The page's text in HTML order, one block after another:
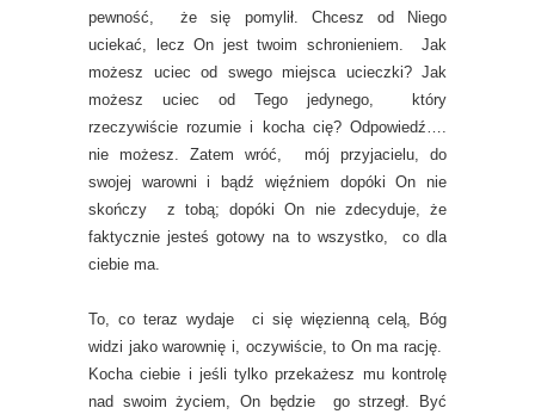
pewność, że się pomylił. Chcesz od Niego
uciekać, lecz On jest twoim schronieniem. Jak
możesz uciec od swego miejsca ucieczki? Jak
możesz uciec od Tego jedynego, który
rzeczywiście rozumie i kocha cię? Odpowiedź….
nie możesz. Zatem wróć, mój przyjacielu, do
swojej warowni i bądź więźniem dopóki On nie
skończy z tobą; dopóki On nie zdecyduje, że
faktycznie jesteś gotowy na to wszystko, co dla
ciebie ma.
To, co teraz wydaje ci się więzienną celą, Bóg
widzi jako warownię i, oczywiście, to On ma rację.
Kocha ciebie i jeśli tylko przekażesz mu kontrolę
nad swoim życiem, On będzie go strzegł. Być